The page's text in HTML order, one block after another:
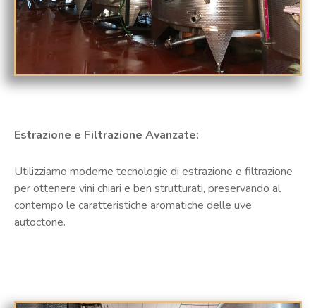
Estrazione e Filtrazione Avanzate:
Utilizziamo moderne tecnologie di estrazione e filtrazione
per ottenere vini chiari e ben strutturati, preservando al
contempo le caratteristiche aromatiche delle uve
autoctone.